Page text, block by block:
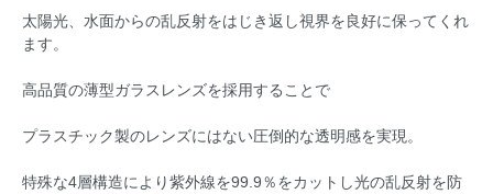
太陽光、水面からの乱反射をはじき返し視界を良好に保ってくれ
ます。
高品質の薄型ガラスレンズを採用することで
プラスチック製のレンズにはない圧倒的な透明感を実現。
特殊な4層構造により紫外線を99.9％をカットし光の乱反射を防